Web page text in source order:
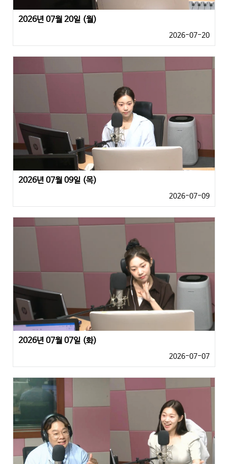
2026년 07월 20일 (월)
2026-07-20
2026년 07월 09일 (목)
2026-07-09
2026년 07월 07일 (화)
2026-07-07